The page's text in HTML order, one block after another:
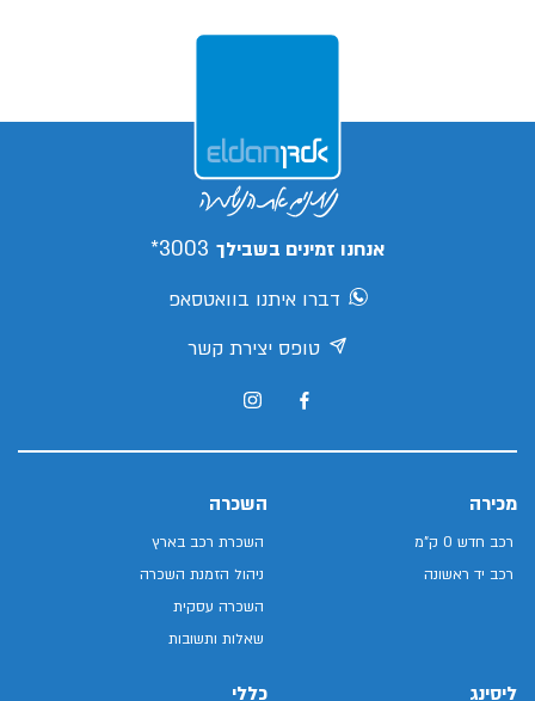
אנחנו זמינים בשבילך 3003*
דברו איתנו בוואטסאפ
טופס יצירת קשר
מכירה
רכב חדש 0 ק"מ
רכב יד ראשונה
השכרה
השכרת רכב בארץ
ניהול הזמנת השכרה
השכרה עסקית
שאלות ותשובות
ליסינג כללי